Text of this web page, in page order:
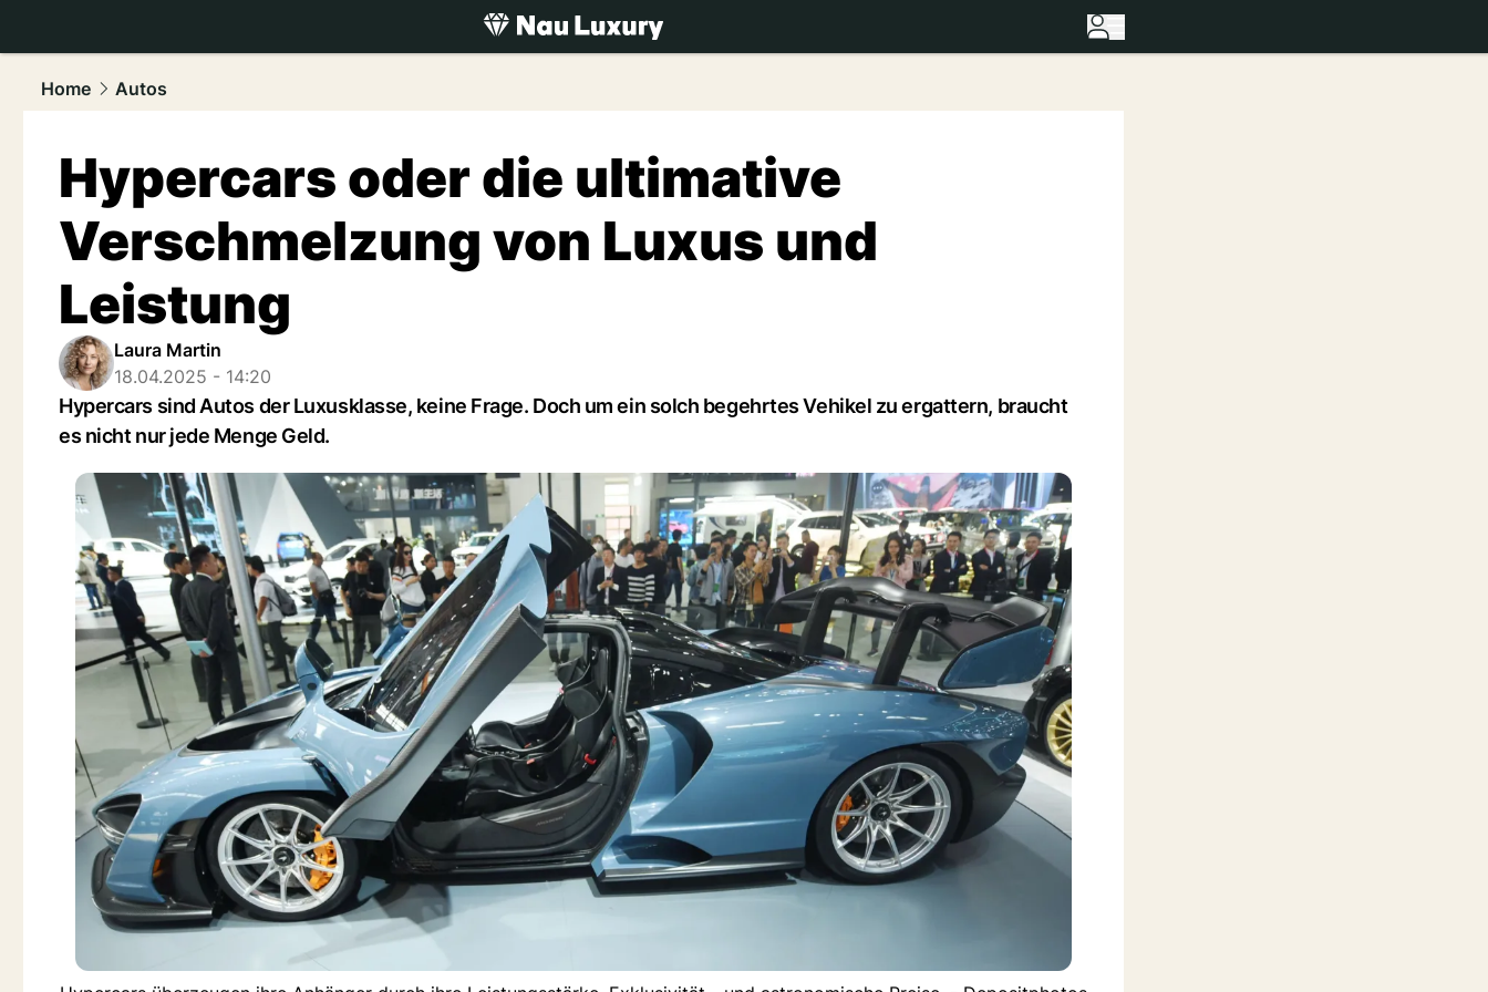
luxury.NAU.ch
Home
Autos
Hypercars oder die ultimative
Verschmelzung von Luxus und
Leistung
Laura Martin
18.04.2025 - 14:20
Hypercars sind Autos der Luxusklasse, keine Frage. Doch um ein solch begehrtes Vehikel zu ergattern, braucht
es nicht nur jede Menge Geld.